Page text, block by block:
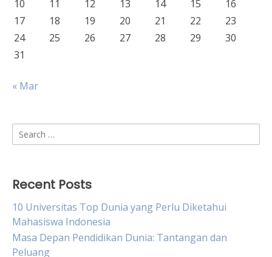
10 11 12 13 14 15
16
17
18 19 20 21 22
23
24
25 26 27 28 29
30
31
« Mar
Search
for:
Recent Posts
10 Universitas Top Dunia yang Perlu Diketahui
Mahasiswa Indonesia
Masa Depan Pendidikan Dunia: Tantangan dan
Peluang